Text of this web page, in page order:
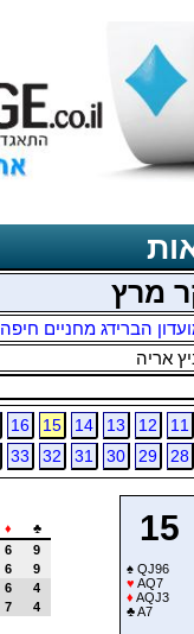
מרץ
הברידג מחניים חיפה
אריה
11
12
13
14
15
16
28
29
30
31
32
33
15
♠ QJ96
♥ AQ7
♦ AQJ3
♣A7
♦
♣
6
9
6
9
6
4
7
4